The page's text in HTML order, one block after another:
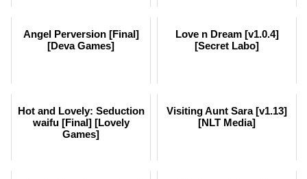
Angel Perversion [Final]
[Deva Games]
Love n Dream [v1.0.4]
[Secret Labo]
Hot and Lovely: Seduction
waifu [Final] [Lovely
Games]
Visiting Aunt Sara [v1.13]
[NLT Media]